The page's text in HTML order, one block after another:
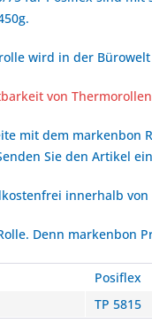
wird in der
von Thermorollen
mit dem markenbon
Sie den Artikel
innerhalb von
Denn markenbon
Posiflex
TP 5815